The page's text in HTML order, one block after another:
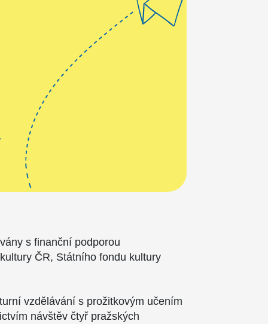
s finanční podporou
ČR, Státního fondu kultury
vzdělávání s prožitkovým učením
návštěv čtyř pražských